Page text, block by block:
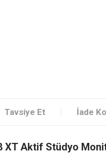
Tavsiye Et İade
XT Aktif Stüdyo